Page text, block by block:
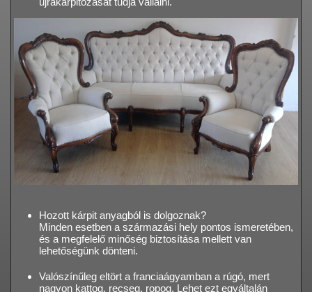
Hozott kárpit anyagból is dolgoznak?
Minden esetben a származási hely pontos ismeretében,
és a megfelelő minőség biztosítása mellett van
lehetőségünk dönteni.
Valószínűleg eltört a franciaágyamban a rúgó, mert
nagyon kattog, recseg, ropog. Lehet ezt egyáltalán